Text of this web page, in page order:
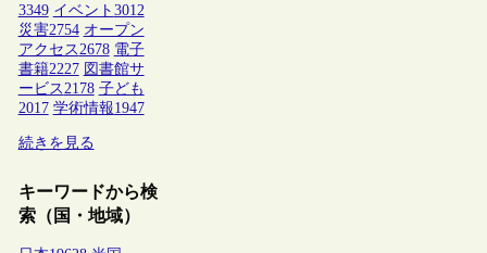
3349 イベント 3012
災害2754 オープン
アクセス 2678 電子
書籍2227 図書館サ
ービス 2178 子ども
2017 学術情報1947
続きを見る
キーワードから検
索（国・地域）